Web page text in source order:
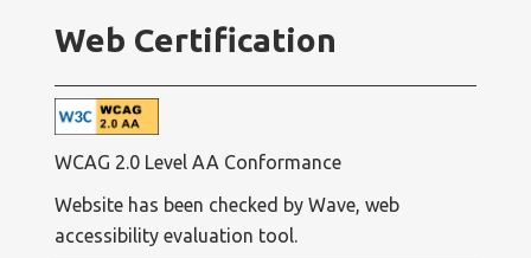
Web Certification
WCAG 2.0 Level AA Conformance
Website has been checked by Wave, web
accessibility evaluation tool.